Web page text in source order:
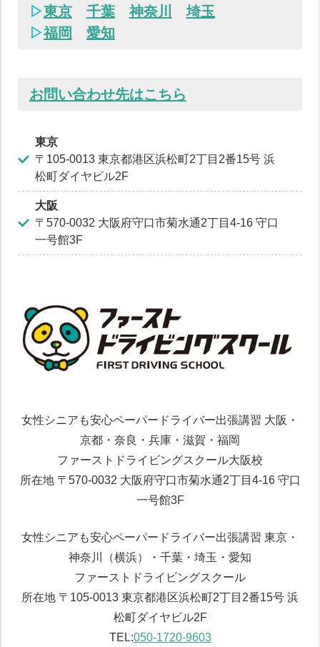
▷東京 千葉 神奈川
埼玉
▷福岡 愛知
お問い合わせ先はこちら
東京
〒105-0013 東京都港区浜松町2丁目2番15号 浜
松町ダイヤビル2F
大阪
〒570-0032 大阪府守口市菊水通2丁目4-16 守口
一号館3F
女性シニアも安心ペーパードライバー出張講習 大阪・
京都・奈良・兵庫・滋賀・福岡
ファーストドライビングスクール大阪校
所在地 〒570-0032 大阪府守口市菊水通2丁目4-16 守口
一号館3F
女性シニアも安心ペーパードライバー出張講習 東京・
神奈川（横浜）・千葉・埼玉・愛知
ファーストドライビングスクール
所在地 〒105-0013 東京都港区浜松町2丁目2番15号 浜
松町ダイヤビル2F
TEL:050-1720-9603